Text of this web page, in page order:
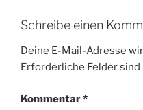
Schreibe einen
Deine E-Mail-Adresse
Erforderliche Felder
Kommentar*